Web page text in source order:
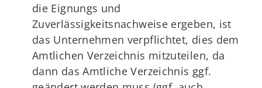
die Eignungs und
Zuverlässigkeitsnachweise ergeben, ist
das Unternehmen verpflichtet, dies dem
Amtlichen Verzeichnis mitzuteilen, da
dann das Amtliche Verzeichnis ggf.